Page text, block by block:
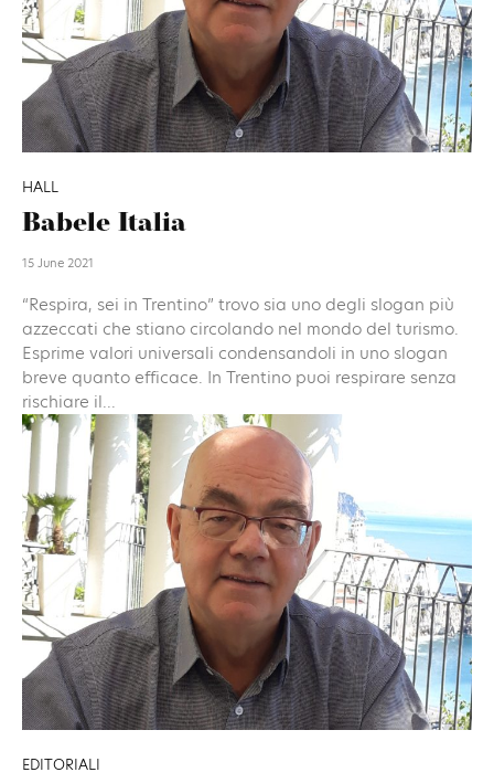
HALL
Babele Italia
15 June 2021
“Respira, sei in Trentino” trovo sia uno degli slogan più
azzeccati che stiano circolando nel mondo del turismo.
Esprime valori universali condensandoli in uno slogan
breve quanto efficace. In Trentino puoi respirare senza
rischiare il...
EDITORIALI